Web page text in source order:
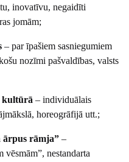
inovatīvu, negaidīti
jomām;
– par īpašiem sasniegumiem
nozīmi pašvaldības, valsts
kultūrā – individuālais
horeogrāfijā utt.;
rāmja” –
vēsmām”, nestandarta